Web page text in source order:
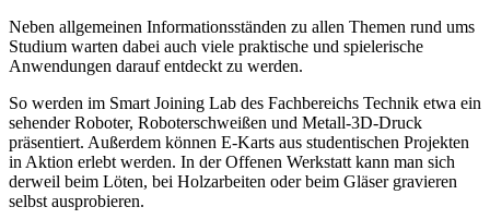
Neben allgemeinen Informationsständen zu allen Themen rund ums
Studium warten dabei auch viele praktische und spielerische
Anwendungen darauf entdeckt zu werden.
So werden im Smart Joining Lab des Fachbereichs Technik etwa ein
sehender Roboter, Roboterschweißen und Metall-3D-Druck
präsentiert. Außerdem können E-Karts aus studentischen Projekten
in Aktion erlebt werden. In der Offenen Werkstatt kann man sich
derweil beim Löten, bei Holzarbeiten oder beim Gläser gravieren
selbst ausprobieren.